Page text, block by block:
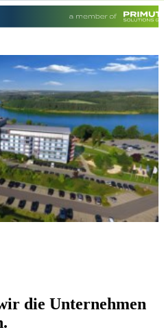
die Unternehmen